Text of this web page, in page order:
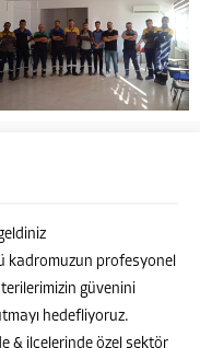
kadromuzun profesyonel
güvenini
hedefliyoruz.
& ilçelerinde özel sektör